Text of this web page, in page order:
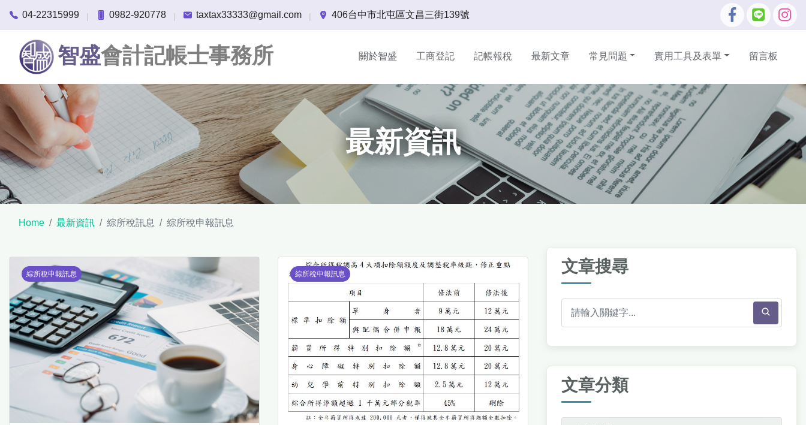
04-22315999 | 0982-920778 | taxtax33333@gmail.com | 406台中市北屯區文昌三街139號
智盛會計記帳士事務所 關於智盛 工商登記 記帳報稅 最新文章 常見問題 實用工具及表單 留言板
最新資訊
Home 最新資訊 綜所稅訊息 綜所稅申報訊息
綜所稅申報訊息 綜所稅申報訊息 文章搜尋
文章分類